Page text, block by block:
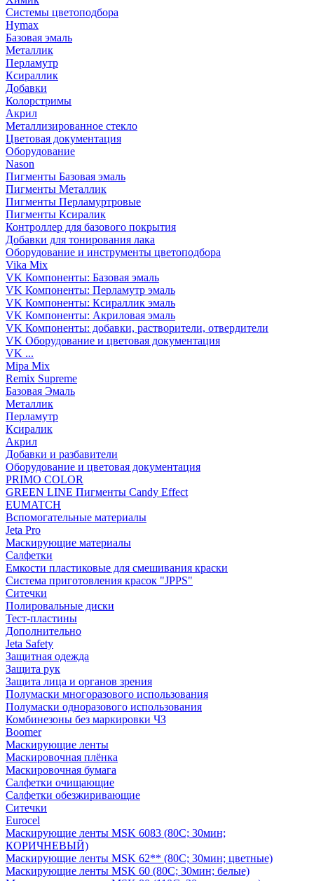
Системы цветоподбора
Hymax
Базовая эмаль
Металлик
Перламутр
Ксираллик
Добавки
Колорстримы
Акрил
Металлизированное стекло
Цветовая документация
Оборудование
Nason
Пигменты Базовая эмаль
Пигменты Металлик
Пигменты Перламуртровые
Пигменты Ксиралик
Контроллер для базового покрытия
Добавки для тонирования лака
Оборудование и инструменты цветоподбора
Vika Mix
VK Компоненты: Базовая эмаль
VK Компоненты: Перламутр эмаль
VK Компоненты: Ксираллик эмаль
VK Компоненты: Акриловая эмаль
VK Компоненты: добавки, растворители, отвердители
VK Оборудование и цветовая документация
VK ...
Mipa Mix
Remix Supreme
Базовая Эмаль
Металлик
Перламутр
Ксиралик
Акрил
Добавки и разбавители
Оборудование и цветовая документация
PRIMO COLOR
GREEN LINE Пигменты Candy Effect
EUMATCH
Вспомогательные материалы
Jeta Pro
Маскирующие материалы
Салфетки
Емкости пластиковые для смешивания краски
Система приготовления красок "JPPS"
Ситечки
Полировальные диски
Тест-пластины
Дополнительно
Jeta Safety
Защитная одежда
Защита рук
Защита лица и органов зрения
Полумаски многоразового использования
Полумаски одноразового использования
Комбинезоны без маркировки ЧЗ
Boomer
Маскирующие ленты
Маскировочная плёнка
Маскировочная бумага
Салфетки очищающие
Салфетки обезжиривающие
Ситечки
Euroсel
Маскирующие ленты MSK 6083 (80С; 30мин;
КОРИЧНЕВЫЙ)
Маскирующие ленты MSK 62** (80С; 30мин; цветные)
Маскирующие ленты MSK 60 (80С; 30мин; белые)